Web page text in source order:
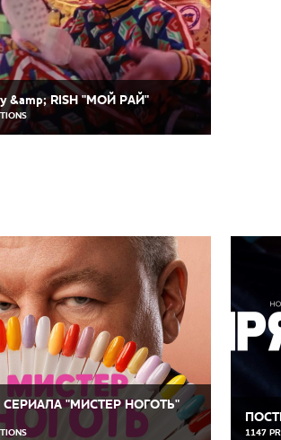
&amp; RISH "МОЙ РАЙ"⠀
"МИСТЕР НОГОТЬ"
1147